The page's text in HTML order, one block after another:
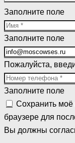
Заполните поле
Заполните поле
Пожалуйста,
Заполните поле
Сохранить моё
браузере для
Вы должны